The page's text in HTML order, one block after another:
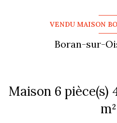
VENDU MAISON
Boran-sur-
Maison 6 pièce(s) 4 chambre(s) 155
m²